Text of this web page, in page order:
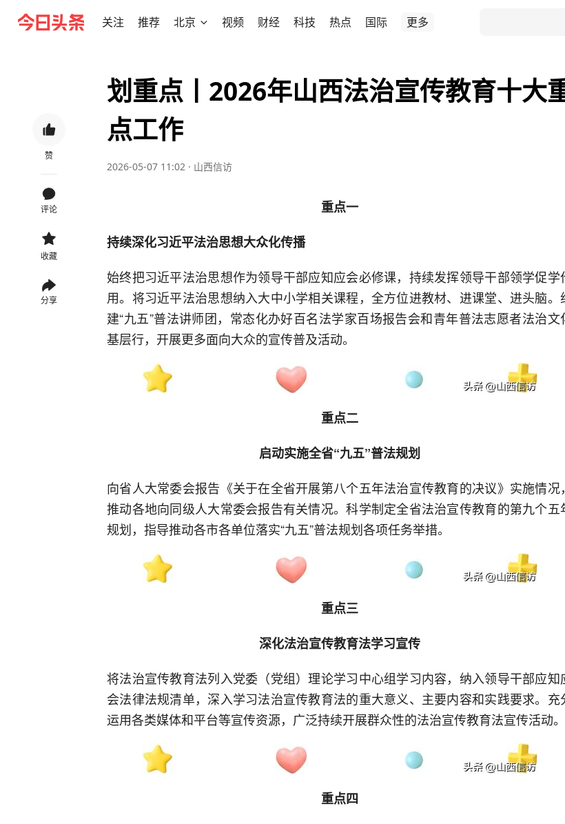
关注 推荐 北京 视频 财经 科技 热点 国际 更多
赞
评论
收藏
分享
划重点丨2026年山西法治宣传教育十大
点工作
2026-05-07 11:02 · 山西信访
重点一
持续深化习近平法治思想大众化传播
始终把习近平法治思想作为领导干部应知应会必修课，持续发挥领导干部领学促学
用。将习近平法治思想纳入大中小学相关课程，全方位进教材、进课堂、进头脑。
建“九五”普法讲师团，常态化办好百名法学家百场报告会和青年普法志愿者法治文
基层行，开展更多面向大众的宣传普及活动。
重点二
启动实施全省“九五”普法规划
向省人大常委会报告《关于在全省开展第八个五年法治宣传教育的决议》实施情况，
推动各地向同级人大常委会报告有关情况。科学制定全省法治宣传教育的第九个五
规划，指导推动各市各单位落实“九五”普法规划各项任务举措。
重点三
深化法治宣传教育法学习宣传
将法治宣传教育法列入党委（党组）理论学习中心组学习内容，纳入领导干部应知
会法律法规清单，深入学习法治宣传教育法的重大意义、主要内容和实践要求。充
运用各类媒体和平台等宣传资源，广泛持续开展群众性的法治宣传教育法宣传活动。
重点四